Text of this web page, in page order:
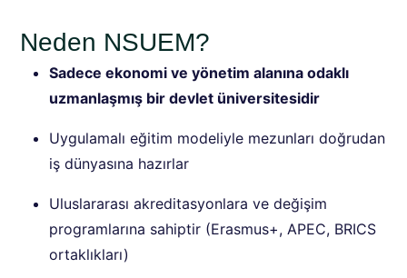
Neden NSUEM?
Sadece ekonomi ve yönetim alanına odaklı
uzmanlaşmış bir devlet üniversitesidir
Uygulamalı eğitim modeliyle mezunları doğrudan
iş dünyasına hazırlar
Uluslararası akreditasyonlara ve değişim
programlarına sahiptir (Erasmus+, APEC, BRICS
ortaklıkları)